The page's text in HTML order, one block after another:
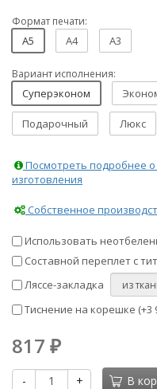
Формат печати:
A5 A4 A3
Вариант исполнения:
Суперэконом
Подарочный Люкс
Посмотреть подробнее
изготовления
Собственное
Использовать
Составной переплет с
Ляссе-закладка
Тиснение на корешке (+3
817 ₽
- + В